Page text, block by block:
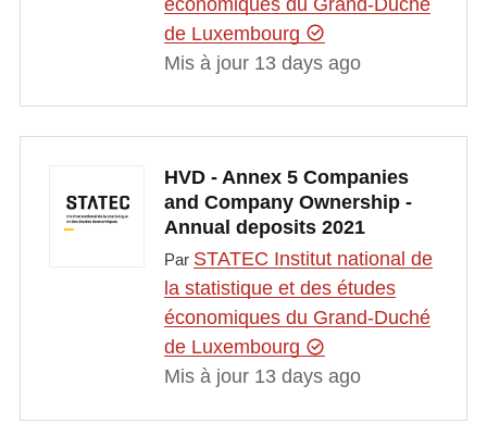
de Luxembourg
Mis à jour 13 days ago
HVD - Annex 5 Companies
and Company Ownership -
Annual deposits 2021
Par STATEC Institut national de
la statistique et des études
économiques du Grand-Duché
de Luxembourg
Mis à jour 13 days ago